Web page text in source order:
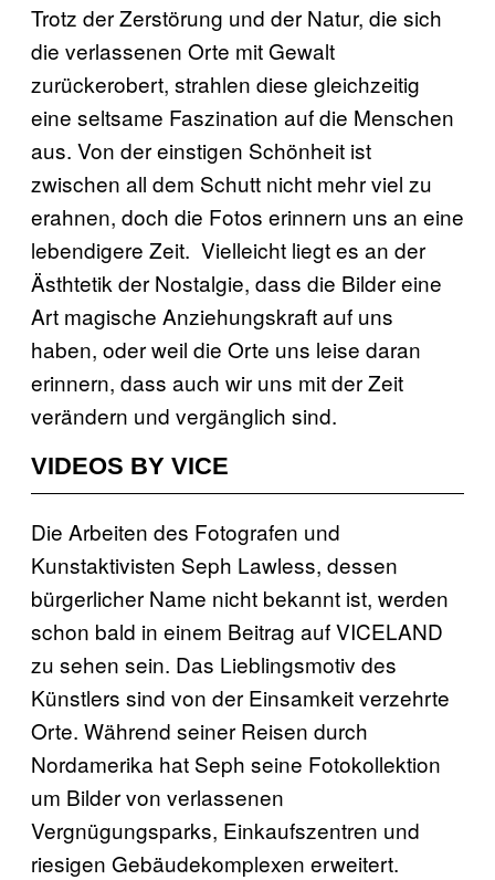
Trotz der Zerstörung und der Natur, die sich
die verlassenen Orte mit Gewalt
zurückerobert, strahlen diese gleichzeitig
eine seltsame Faszination auf die Menschen
aus. Von der einstigen Schönheit ist
zwischen all dem Schutt nicht mehr viel zu
erahnen, doch die Fotos erinnern uns an eine
lebendigere Zeit. Vielleicht liegt es an der
Ästhtetik der Nostalgie, dass die Bilder eine
Art magische Anziehungskraft auf uns
haben, oder weil die Orte uns leise daran
erinnern, dass auch wir uns mit der Zeit
verändern und vergänglich sind.
VIDEOS BY VICE
Die Arbeiten des Fotografen und
Kunstaktivisten Seph Lawless, dessen
bürgerlicher Name nicht bekannt ist, werden
schon bald in einem Beitrag auf VICELAND
zu sehen sein. Das Lieblingsmotiv des
Künstlers sind von der Einsamkeit verzehrte
Orte. Während seiner Reisen durch
Nordamerika hat Seph seine Fotokollektion
um Bilder von verlassenen
Vergnügungsparks, Einkaufszentren und
riesigen Gebäudekomplexen erweitert.